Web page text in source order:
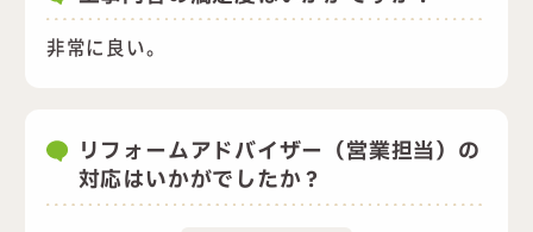
非常に良い。
リフォームアドバイザー（営業担当）の
対応はいかがでしたか？